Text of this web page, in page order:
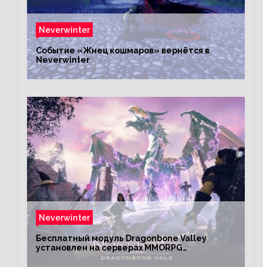
Neverwinter
Событие «Жнец кошмаров» вернётся в
Neverwinter
Neverwinter
Бесплатный модуль Dragonbone Valley
установлен на серверах MMORPG